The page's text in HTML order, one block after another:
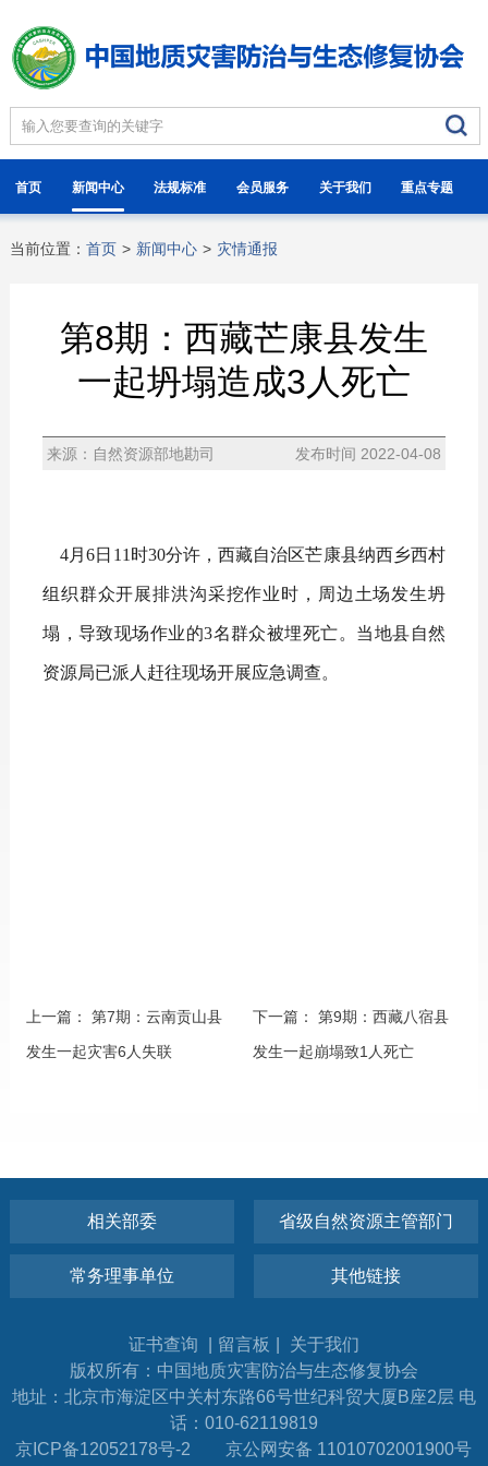
首页 新闻中心 法规标准 会员服务 关于我们 重点专题
当前位置： 首页 > 新闻中心 > 灾情通报
第8期：西藏芒康县发生
一起坍塌造成3人死亡
来源：自然资源部地勘司 发布时间 2022-04-08
4月6日 11 时30分许，西藏自治区芒康县纳西乡西村
组织群众开展排洪沟采挖作业时，周边土场发生坍
塌，导致现场作业的3名群众被埋死亡。 当地县自然
资源局已派人赶往现场开展应急调查。
上一篇：
第7期：云南贡山县
发生一起灾害6人失联
下一篇：
第9期：西藏八宿县
发生一起崩塌致1人死亡
相关部委 省级自然资源主管部门
常务理事单位 其他链接
证书查询 留言板
关于我们
版权所有：中国地质灾害防治与生态修复协会
地址：北京市海淀区中关村东路66号世纪科贸大厦B座2层 电
话：010-62119819
京ICP备12052178号-2
京公网安备 11010702001900号